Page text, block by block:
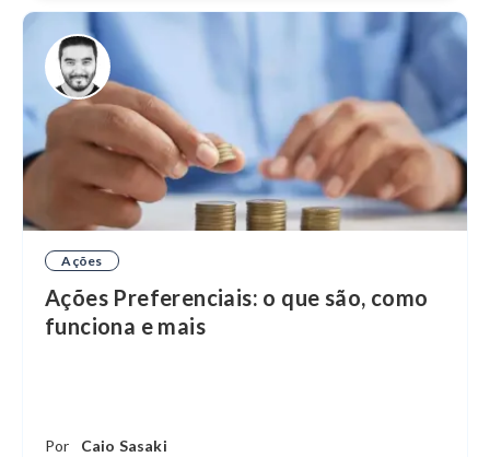
Ações
Ações Preferenciais: o que são, como
funciona e mais
Por
Caio Sasaki